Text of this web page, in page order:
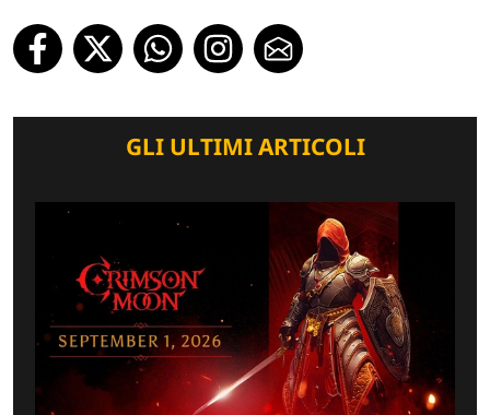
GLI ULTIMI ARTICOLI